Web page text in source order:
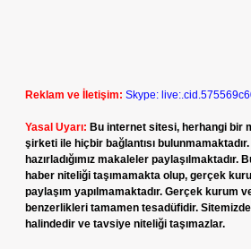
Reklam ve İletişim: Skype:
Yasal Uyarı: Bu internet sitesi, herhangi bir
şirketi ile hiçbir bağlantısı
hazırladığımız makaleler
haber niteliği taşımamakta olup, gerçek
paylaşım yapılmamaktadır. Gerçek kurum
benzerlikleri tamamen tesadüfidir.
halindedir ve tavsiye niteliği taşımazlar.